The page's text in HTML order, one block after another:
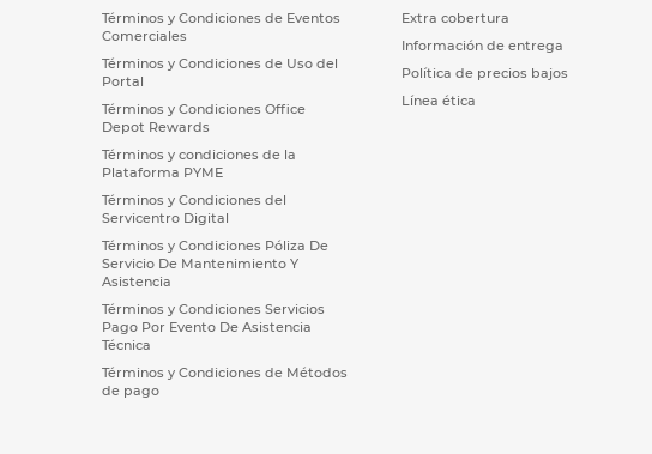
Términos y Condiciones de Eventos
Comerciales
Términos y Condiciones de Uso del
Portal
Términos y Condiciones Office
Depot Rewards
Términos y condiciones de la
Plataforma PYME
Términos y Condiciones del
Servicentro Digital
Términos y Condiciones Póliza De
Servicio De Mantenimiento Y
Asistencia
Términos y Condiciones Servicios
Pago Por Evento De Asistencia
Técnica
Términos y Condiciones de Métodos
de pago
Extra cobertura
Información de entrega
Política de precios bajos
Línea ética